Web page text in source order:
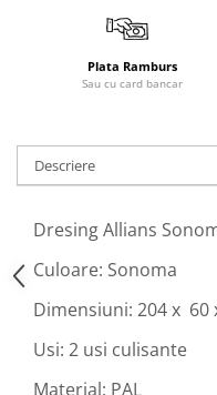
Plata Ramburs
Sau cu card bancar
Descriere
Dresing Allians
Culoare: Sonoma
Dimensiuni: 204 x 60
Usi: 2 usi culisante
Material: PAL